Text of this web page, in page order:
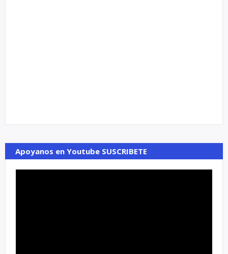
Apoyanos en Youtube SUSCRIBETE